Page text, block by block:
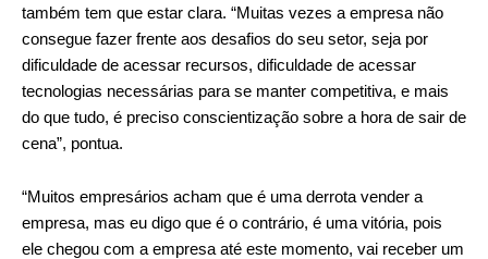
também tem que estar clara. “Muitas vezes a empresa não
consegue fazer frente aos desafios do seu setor, seja por
dificuldade de acessar recursos, dificuldade de acessar
tecnologias necessárias para se manter competitiva, e mais
do que tudo, é preciso conscientização sobre a hora de sair de
cena”, pontua.
“Muitos empresários acham que é uma derrota vender a
empresa, mas eu digo que é o contrário, é uma vitória, pois
ele chegou com a empresa até este momento, vai receber um